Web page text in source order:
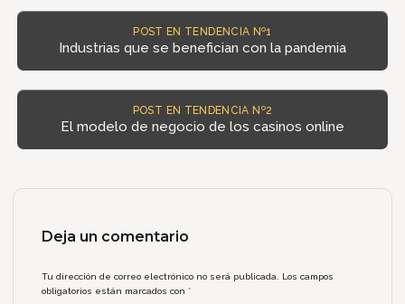
POST EN TENDENCIA Nº1
Industrias que se benefician con la pandemia
POST EN TENDENCIA Nº2
El modelo de negocio de los casinos online
Deja un comentario
Tu dirección de correo electrónico no será publicada. Los campos
obligatorios están marcados con*